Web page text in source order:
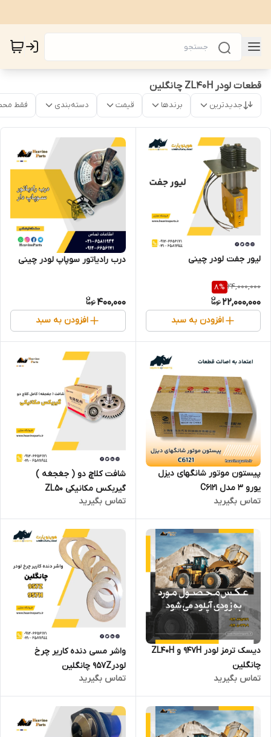
قطعات لودر ZL40H چانگلین
جدیدترین برندها قیمت دسته‌بندی فقط
لیور جفت لودر چینی
24,000,000
8%
22,000,000
افزودن به سبد
درب رادیاتور سوپاپ لودر چینی
400,000
افزودن به سبد
پیستون موتور شانگهای دیزل
یورو 3 مدل C6121
تماس بگیرید
شافت کلاچ دو ( جغجغه )
گیربکس مکانیکی ZL50
تماس بگیرید
دیسک ترمز لودر 947H و ZL40H
چانگلین
تماس بگیرید
واشر مسی دنده کاریر چرخ
لودر957Z چانگلین
تماس بگیرید